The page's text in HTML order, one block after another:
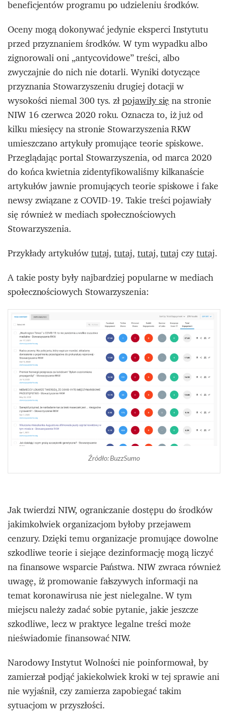
beneficjentów programu po udzieleniu środków.
Oceny mogą dokonywać jedynie eksperci Instytutu
przed przyznaniem środków. W tym wypadku albo
zignorowali oni „antycovidowe” treści, albo
zwyczajnie do nich nie dotarli. Wyniki dotyczące
przyznania Stowarzyszeniu drugiej dotacji w
wysokości niemal 300 tys. złpojawiły sięna stronie
NIW 16 czerwca 2020 roku. Oznacza to, iż już od
kilku miesięcy na stronie Stowarzyszenia RKW
umieszczano artykuły promujące teorie spiskowe.
Przeglądając portal Stowarzyszenia, od marca 2020
do końca kwietnia zidentyfikowaliśmy kilkanaście
artykułów jawnie promujących teorie spiskowe i fake
newsy związane z COVID-19. Takie treści pojawiały
się również w mediach społecznościowych
Stowarzyszenia.
Przykłady artykułówtutaj,tutaj,tutaj,tutajczytutaj.
A takie posty były najbardziej popularne w mediach
społecznościowych Stowarzyszenia:
Źródło: BuzzSumo
Jak twierdzi NIW, ograniczanie dostępu do środków
jakimkolwiek organizacjom byłoby przejawem
cenzury. Dzięki temu organizacje promujące dowolne
szkodliwe teorie i siejące dezinformację mogą liczyć
na finansowe wsparcie Państwa. NIW zwraca również
uwagę, iż promowanie fałszywych informacji na
temat koronawirusa nie jest nielegalne. W tym
miejscu należy zadać sobie pytanie, jakie jeszcze
szkodliwe, lecz w praktyce legalne treści może
nieświadomie finansować NIW.
Narodowy Instytut Wolności nie poinformował, by
zamierzał podjąć jakiekolwiek kroki w tej sprawie ani
nie wyjaśnił, czy zamierza zapobiegać takim
sytuacjom w przyszłości.